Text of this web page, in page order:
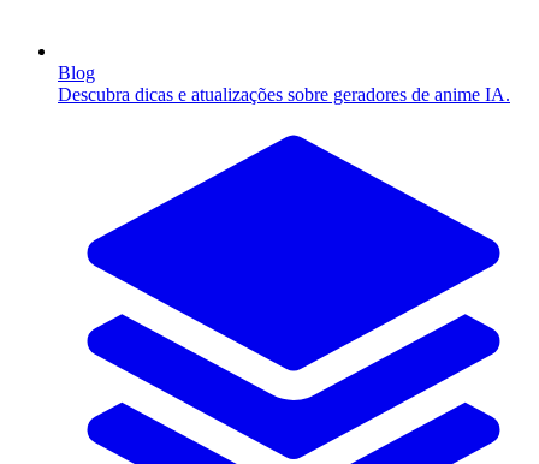
Blog
Descubra dicas e atualizações sobre geradores de anime IA.